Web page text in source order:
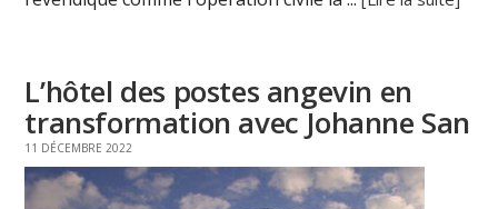
L’hôtel des postes angevin en
transformation avec Johanne San
11 DÉCEMBRE 2022